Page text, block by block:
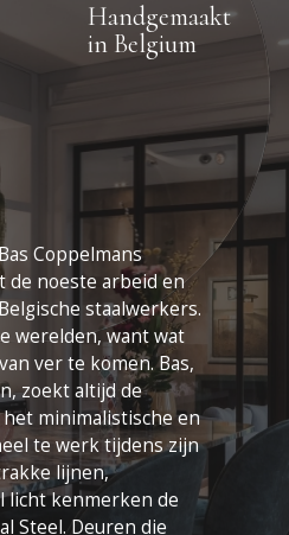
Handgemaakt
in Belgium
Coppelmans
de noeste arbeid en
staalwerkers.
werelden, want wat
ver te komen. Bas,
zoekt altijd de
minimalistische en
te werk tijdens zijn
lijnen,
licht kenmerken de
Steel. Deuren die